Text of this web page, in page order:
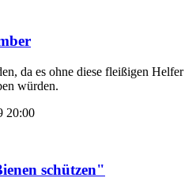
da es ohne diese fleißigen Helfer
würden.
20:00
schützen"